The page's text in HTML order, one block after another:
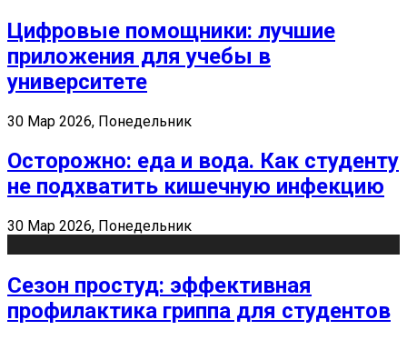
Цифровые помощники: лучшие
приложения для учебы в
университете
30 Мар 2026, Понедельник
Осторожно: еда и вода. Как студенту
не подхватить кишечную инфекцию
30 Мар 2026, Понедельник
Сезон простуд: эффективная
профилактика гриппа для студентов